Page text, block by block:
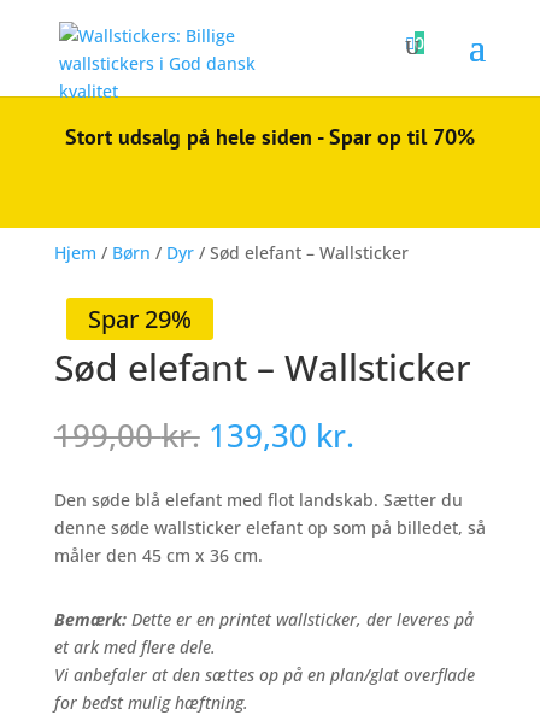
0
Stort udsalg på hele siden - Spar op til 70%
Hjem / Børn / Dyr/ Sød elefant – Wallsticker
Spar 29%
Sød elefant – Wallsticker
199,00kr. Den
oprindelige
pris
var:
199,00 kr..
139,30 kr.Den
pris
er:
139,30 kr..
Den søde blå elefant med flot landskab. Sætter du
denne søde wallsticker elefant op som på billedet, så
måler den 45 cm x 36 cm.
Bemærk:Dette er en printet wallsticker, der leveres på
et ark med flere dele.
Vi anbefaler at den sættes op på en plan/glat overflade
for bedst mulig hæftning.